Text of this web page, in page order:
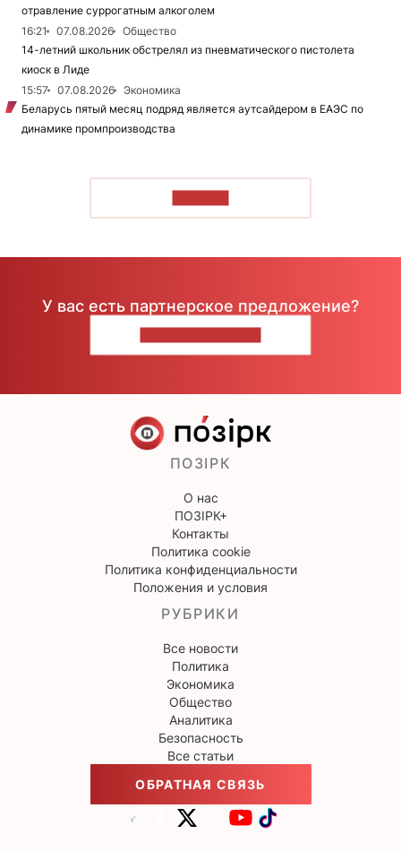
отравление суррогатным алкоголем
16:21
07.08.2026
Общество
14-летний школьник обстрелял из пневматического пистолета
киоск в Лиде
15:57
07.08.2026
Экономика
Беларусь пятый месяц подряд является аутсайдером в ЕАЭС по
динамике промпроизводства
У вас есть партнерское предложение?
ПОЗІРК
О нас
ПОЗІРК+
Контакты
Политика cookie
Политика конфиденциальности
Положения и условия
РУБРИКИ
Все новости
Политика
Экономика
Общество
Аналитика
Безопасность
Все статьи
ОБРАТНАЯ СВЯЗЬ